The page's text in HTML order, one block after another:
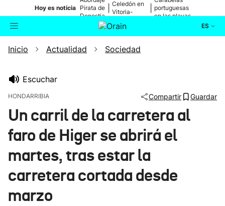
Hoy es noticia Pirata de
Donostia
Celedón en
Vitoria-
portuguesas
en las playas
ES
Buscador Actualidad
Ikusmiran
Eguraldia
Inicio Actualidad Sociedad
Escuchar
HONDARRIBIA Compartir Guardar
Un carril de la carretera al
faro de Higer se abrirá el
martes, tras estar la
carretera cortada desde
marzo